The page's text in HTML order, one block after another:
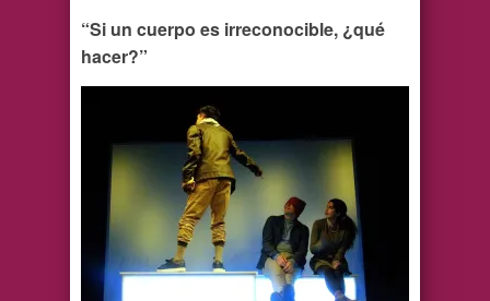
“Si un cuerpo es irreconocible, ¿qué
hacer?”